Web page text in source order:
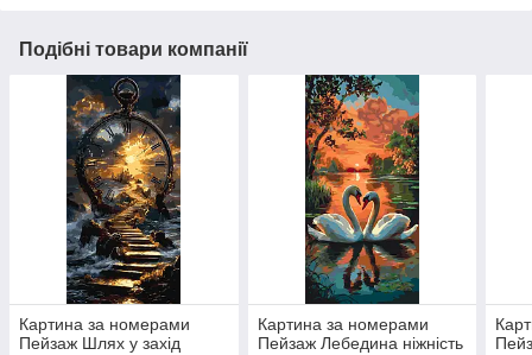
Подібні товари компанії
Картина за номерами
Пейзаж Шлях у захід
Картина за номерами
Пейзаж Лебедина ніжність